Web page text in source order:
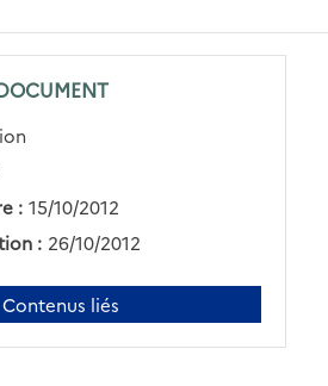
: 15/10/2012
: 26/10/2012
Contenus liés